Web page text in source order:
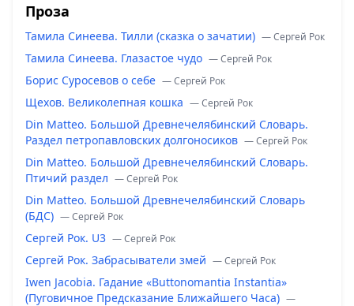
Проза
Тамила Синеева. Тилли (сказка о зачатии) — Сергей Рок
Тамила Синеева. Глазастое чудо — Сергей Рок
Борис Суросевов о себе — Сергей Рок
Щехов. Великолепная кошка — Сергей Рок
Din Matteo. Большой Древнечелябинский Словарь.
Раздел петропавловских долгоносиков — Сергей Рок
Din Matteo. Большой Древнечелябинский Словарь.
Птичий раздел — Сергей Рок
Din Matteo. Большой Древнечелябинский Словарь
(БДС) — Сергей Рок
Сергей Рок. U3 — Сергей Рок
Сергей Рок. Забрасыватели змей — Сергей Рок
Iwen Jacobia. Гадание «Buttonomantia Instantia»
(Пуговичное Предсказание Ближайшего Часа) —